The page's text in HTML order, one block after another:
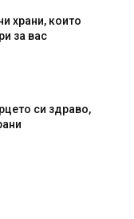
храни, които
за вас
си здраво,